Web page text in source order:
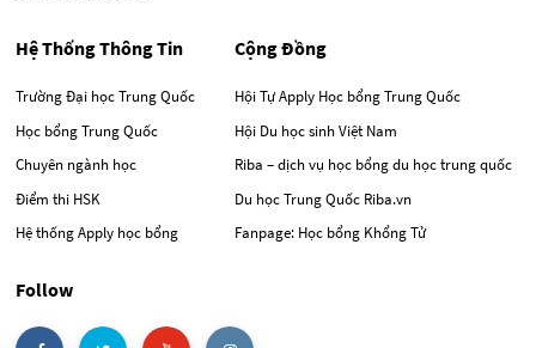
Hệ Thống Thông Tin
Trường Đại học Trung Quốc
Học bổng Trung Quốc
Chuyên ngành học
Điểm thi HSK
Hệ thống Apply học bổng
Cộng Đồng
Hội Tự Apply Học bổng Trung Quốc
Hội Du học sinh Việt Nam
Riba – dịch vụ học bổng du học trung quốc
Du học Trung Quốc Riba.vn
Fanpage: Học bổng Khổng Tử
Follow